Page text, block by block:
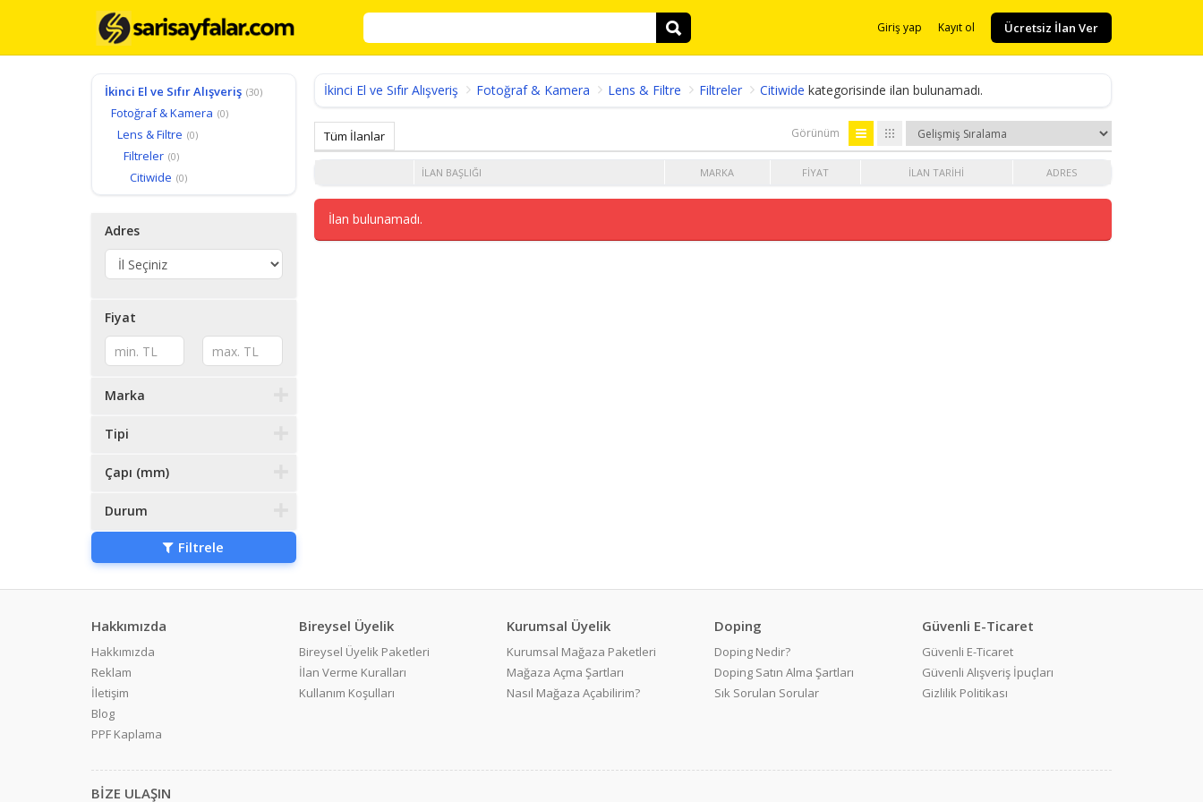
Giriş yap Kayıt ol Ücretsiz İlan Ver
İkinci El ve Sıfır Alışveriş (30)
Fotoğraf & Kamera (0)
Lens & Filtre (0)
Filtreler (0)
Citiwide (0)
Adres
Fiyat
Marka
Tipi
Çapı (mm)
Durum
Filtrele
İkinci El ve Sıfır Alışveriş Fotoğraf & Kamera Lens & Filtre Filtreler Citiwide kategorisinde ilan bulunamadı.
Tüm İlanlar Görünüm
İLAN BAŞLIĞI MARKA FIYAT İLAN TARIHI ADRES
İlan bulunamadı.
Hakkımızda
Hakkımızda
Reklam
İletişim
Blog
PPF Kaplama
Bireysel Üyelik
Bireysel Üyelik Paketleri
İlan Verme Kuralları
Kullanım Koşulları
Kurumsal Üyelik
Kurumsal Mağaza Paketleri
Mağaza Açma Şartları
Nasıl Mağaza Açabilirim?
Doping
Doping Nedir?
Doping Satın Alma Şartları
Sık Sorulan Sorular
Güvenli E-Ticaret
Güvenli E-Ticaret
Güvenli Alışveriş İpuçları
Gizlilik Politikası
BİZE ULAŞIN